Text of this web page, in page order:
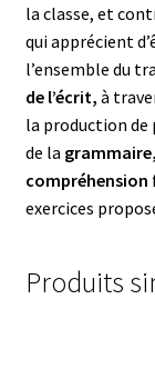
la classe, et
qui apprécient
l’ensemble du
de l’écrit, à
la production de
de la grammaire,
compréhension
exercices
Produits